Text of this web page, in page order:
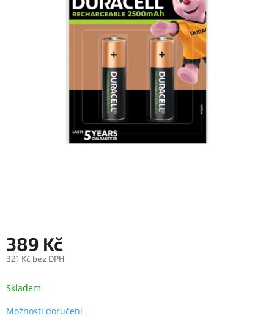
Rozšíření
záruk
a
pojištění
Splátky
389 Kč
321 Kč bez DPH
cena:
Skladem
Možnosti doručení